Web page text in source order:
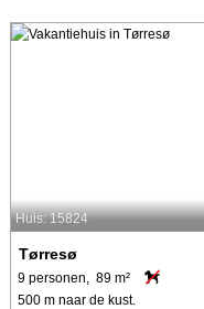
Huis: 15824
Tørresø
9 personen, 89 m²
500 m naar de kust.